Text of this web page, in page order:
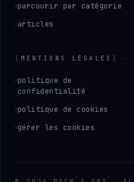
parcourir par catégorie
articles
[ MENTIONS LÉGALES ]
politique de
confidentialité
politique de cookies
gérer les cookies